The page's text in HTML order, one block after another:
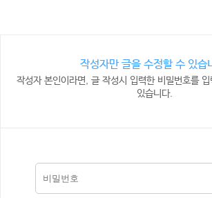
작성자만 글을 수정할 수 있습
작성자 본인이라면, 글 작성시 입력한 비밀번호를
있습니다.